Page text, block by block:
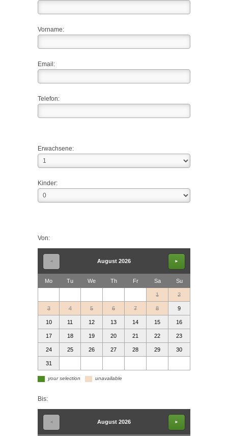
Vorname:
Email:
Telefon:
Erwachsene:
Kinder:
Von:
◄ ►
August 2026
Mo Tu We Th Fr Sa Su
1 2
3 4 5 6 7 8 9
10 11 12 13 14 15 16
17 18 19 20 21 22 23
24 25 26 27 28 29 30
31
▄ your selection ▄ unavailable
Bis:
◄ ►
August 2026